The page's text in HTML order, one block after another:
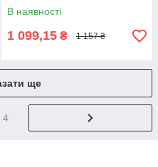
В наявності
1 099,15 ₴ 1 157 ₴
ще
4